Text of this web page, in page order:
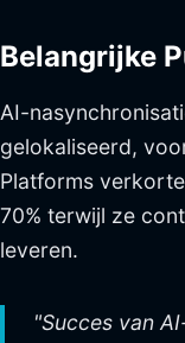
Belangrijke
AI-
gelokaliseerd,
Platforms
70% terwijl ze
leveren.
"Succes van